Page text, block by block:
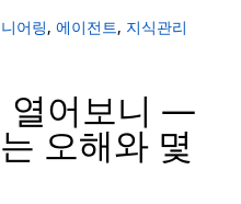
어링, 에이전트, 지식관리
열어보니 —
오해와 몇